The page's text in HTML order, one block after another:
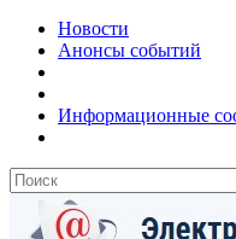
Новости
Анонсы событий
Информационные